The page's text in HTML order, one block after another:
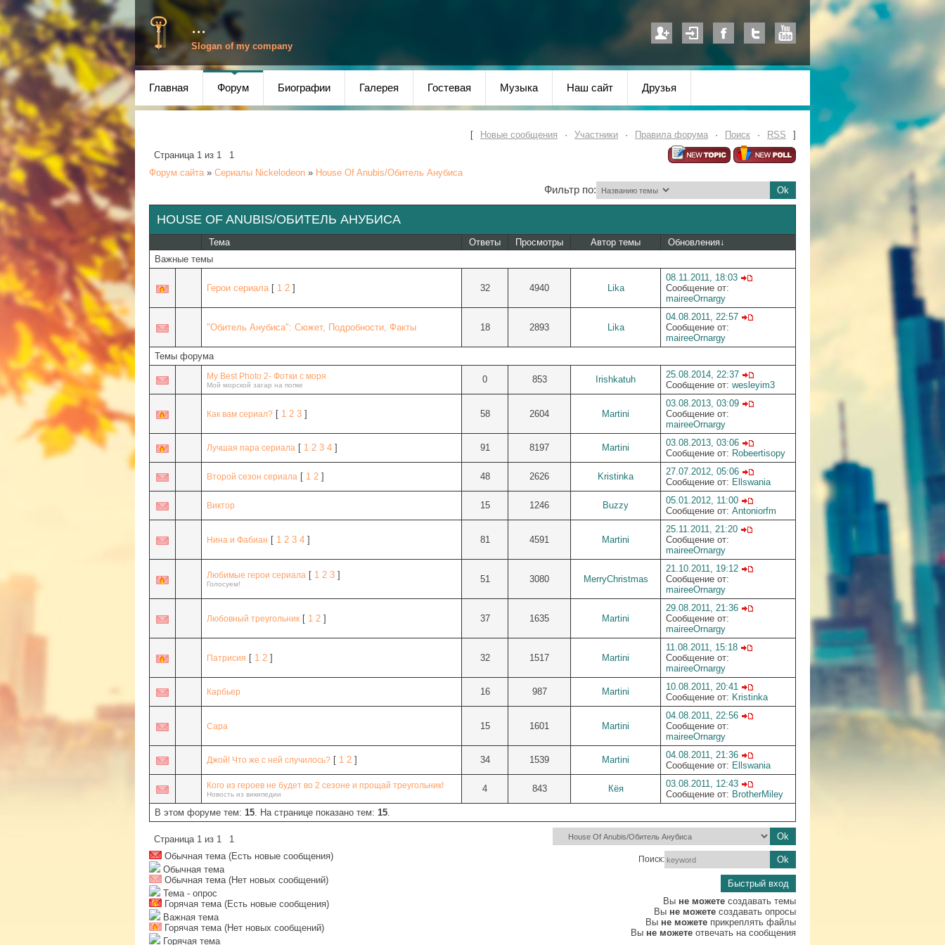
...
Slogan of my company
Главная Форум Биографии Галерея Гостевая Музыка Наш сайт Друзья
[ Новые сообщения · Участники · Правила форума · Поиск · RSS
]
Страница 1 из 1
1
Форум сайта » Сериалы Nickelodeon » House Of Anubis/Обитель Анубиса
Фильтр по:
HOUSE OF ANUBIS/ОБИТЕЛЬ АНУБИСА
Тема Ответы Просмотры Автор темы Обновления↓
Важные темы
Герои сериала [ 1 2 ] 32 4940 Lika
08.11.2011, 18:03
Сообщение от:
maireeOrnargy
"Обитель Анубиса": Сюжет, Подробности, Факты 18 2893 Lika
04.08.2011, 22:57
Сообщение от:
maireeOrnargy
Темы форума
My Best Photo 2- Фотки с моря
Мой морской загар на попке
0 853 Irishkatuh
25.08.2014, 22:37
Сообщение от: wesleyim3
Как вам сериал? [ 1 2 3 ] 58 2604 Martini
03.08.2013, 03:09
Сообщение от:
maireeOrnargy
Лучшая пара сериала [ 1 2 3 4 ] 91 8197 Martini
03.08.2013, 03:06
Сообщение от: Robeertisopy
Второй сезон сериала [ 1 2 ] 48 2626 Kristinka
27.07.2012, 05:06
Сообщение от: Ellswania
Виктор 15 1246 Buzzy
05.01.2012, 11:00
Сообщение от: Antoniorfm
Нина и Фабиан [ 1 2 3 4 ] 81 4591 Martini
25.11.2011, 21:20
Сообщение от:
maireeOrnargy
Любимые герои сериала [ 1 2 3 ]
Голосуем! 51 3080 MerryChristmas
21.10.2011, 19:12
Сообщение от:
maireeOrnargy
Любовный треугольник [ 1 2 ] 37 1635 Martini
29.08.2011, 21:36
Сообщение от:
maireeOrnargy
Патрисия [ 1 2 ] 32 1517 Martini
11.08.2011, 15:18
Сообщение от:
maireeOrnargy
Карбьер 16 987 Martini
10.08.2011, 20:41
Сообщение от: Kristinka
Сара 15 1601 Martini
04.08.2011, 22:56
Сообщение от:
maireeOrnargy
Джой! Что же с ней случилось? [ 1 2 ] 34 1539 Martini
04.08.2011, 21:36
Сообщение от: Ellswania
Кого из героев не будет во 2 сезоне и прощай треугольник!
Новость из википедии
4 843 Кёя
03.08.2011, 12:43
Сообщение от: BrotherMiley
В этом форуме тем: 15. На странице показано тем: 15.
Страница 1 из 1
1
Обычная тема (Есть новые сообщения)
Обычная тема
Обычная тема (Нет новых сообщений)
Тема - опрос
Горячая тема (Есть новые сообщения)
Важная тема
Горячая тема (Нет новых сообщений)
Горячая тема
Поиск:
Вы не можете создавать темы
Вы не можете создавать опросы
Вы не можете прикреплять файлы
Вы не можете отвечать на сообщения